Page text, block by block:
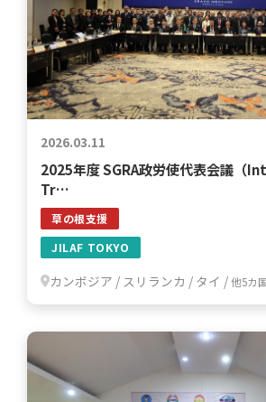
2026.03.11
2025年度 SGRA政労使代表会議（
Tr…
草の根支援
JILAF TOKYO
カンボジア / スリランカ / タイ /他5カ